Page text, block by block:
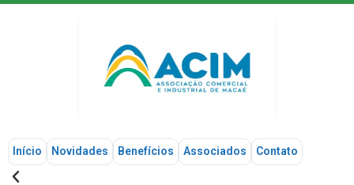
Início Novidades Benefícios Associados Contato